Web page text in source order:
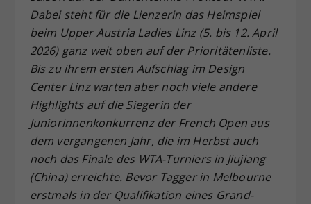
Dabei steht für die Lienzerin das Heimspiel
beim Upper Austria Ladies Linz (5. bis 12. April
2026) ganz weit oben auf der Prioritätenliste.
Bis zu ihrem ersten Aufschlag im Design
Center Linz warten aber noch viele andere
Highlights auf die Siegerin der
Juniorinnenkonkurrenz der French Open aus
dem vergangenen Jahr, die im Herbst auch
noch das Finale des WTA-Turniers in Jiujiang
(China) erreichte. Bevor Tagger in Melbourne
erstmals in der Qualifikation eines Grand-
Zweck
Dieser Wert speichert Ihre Consent-
Einstellungen. Unter anderem eine
zufällig generierte ID, für die
historische Speicherung Ihrer
vorgenommen Einstellungen, falls der
Webseiten-Betreiber dies eingestellt
hat.